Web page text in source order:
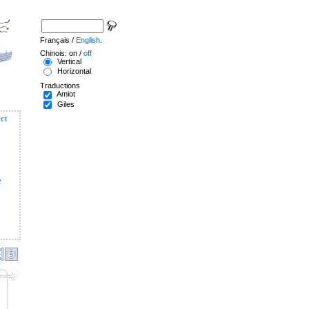
Français / English
Chinois: on / off
Vertical
Horizontal
Traductions
Amiot
Giles